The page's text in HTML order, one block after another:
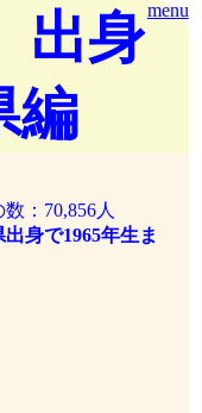
menu
出身
編
：70,856人
身で1965年生ま